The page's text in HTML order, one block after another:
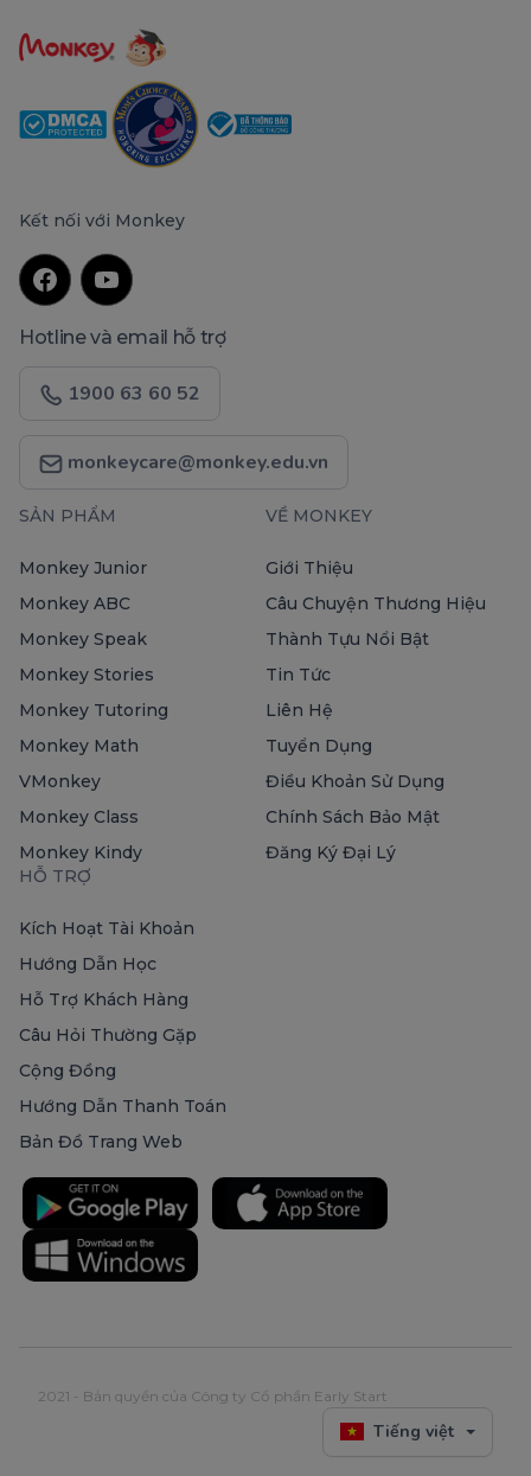
Kết nối với Monkey
Hotline và email hỗ trợ
1900 63 60 52
monkeycare@monkey.edu.vn
SẢN PHẨM
Monkey Junior
Monkey ABC
Monkey Speak
Monkey Stories
Monkey Tutoring
Monkey Math
VMonkey
Monkey Class
Monkey Kindy
VỀ MONKEY
Giới Thiệu
Câu Chuyện Thương Hiệu
Thành Tựu Nổi Bật
Tin Tức
Liên Hệ
Tuyển Dụng
Điều Khoản Sử Dụng
Chính Sách Bảo Mật
Đăng Ký Đại Lý
HỖ TRỢ
Kích Hoạt Tài Khoản
Hướng Dẫn Học
Hỗ Trợ Khách Hàng
Câu Hỏi Thường Gặp
Cộng Đồng
Hướng Dẫn Thanh Toán
Bản Đồ Trang Web
2021 - Bản quyền của Công ty Cổ phần Early Start
Tiếng việt